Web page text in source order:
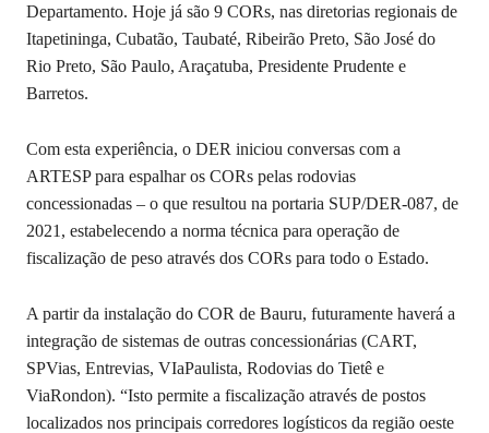
Departamento. Hoje já são 9 CORs, nas diretorias regionais de
Itapetininga, Cubatão, Taubaté, Ribeirão Preto, São José do
Rio Preto, São Paulo, Araçatuba, Presidente Prudente e
Barretos.
Com esta experiência, o DER iniciou conversas com a
ARTESP para espalhar os CORs pelas rodovias
concessionadas – o que resultou na portaria SUP/DER-087, de
2021, estabelecendo a norma técnica para operação de
fiscalização de peso através dos CORs para todo o Estado.
A partir da instalação do COR de Bauru, futuramente haverá a
integração de sistemas de outras concessionárias (CART,
SPVias, Entrevias, VIaPaulista, Rodovias do Tietê e
ViaRondon). “Isto permite a fiscalização através de postos
localizados nos principais corredores logísticos da região oeste